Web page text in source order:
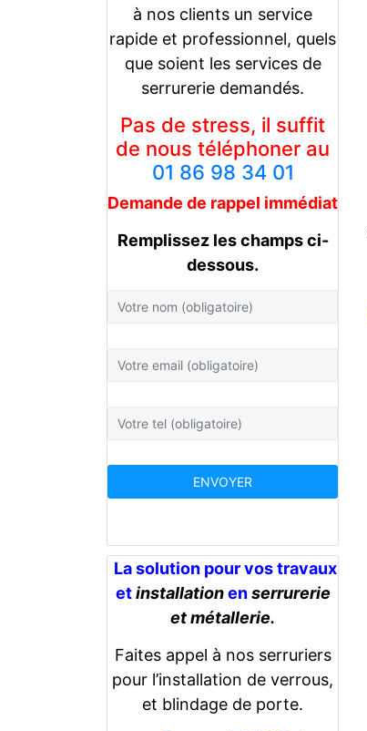
à nos clients un service
rapide et professionnel, quels
que soient les services de
serrurerie demandés.
Pas de stress, il suffit
de nous téléphoner au
01 86 98 34 01
Demande de rappel immédiat
Remplissez les champs ci-
dessous.
La solution pour vos travaux
etinstallationenserrurerie
et métallerie.
Faites appel à nos serruriers
pour l’installation de verrous,
et blindage de porte.